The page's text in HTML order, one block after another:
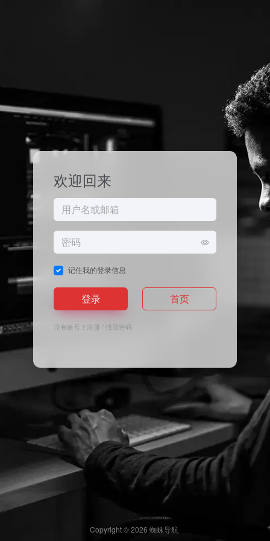
欢迎回来
记住我的登录信息
登录 首页
没有账号？ 注册 /找回密码
Copyright © 2026 蜘蛛导航